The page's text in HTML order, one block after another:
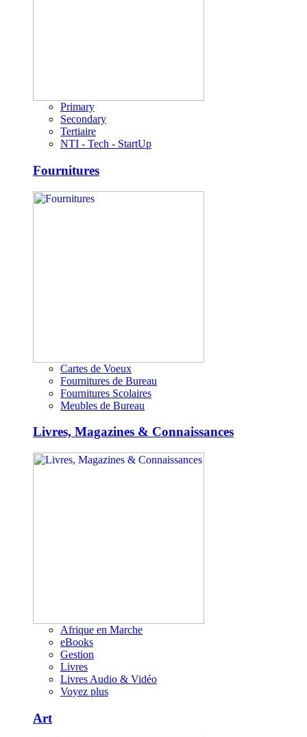
Primary
Secondary
Tertiaire
NTI - Tech - StartUp
Fournitures
Cartes de Voeux
Fournitures de Bureau
Fournitures Scolaires
Meubles de Bureau
Livres, Magazines & Connaissances
Afrique en Marche
eBooks
Gestion
Livres
Livres Audio & Vidéo
Voyez plus
Art